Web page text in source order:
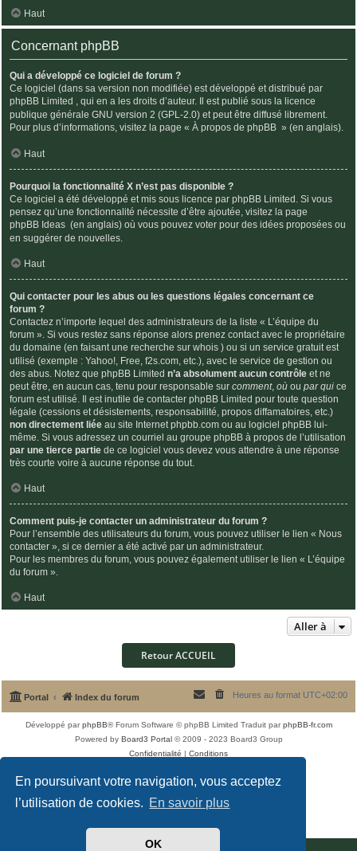
En poursuivant votre navigation, vous acceptez
l’utilisation de cookies. En savoir plus
OK
Haut
Concernant phpBB
Qui a développé ce logiciel de forum ?
Ce logiciel (dans sa version non modifiée) est développé et distribué par
phpBB Limited , qui en a les droits d’auteur. Il est publié sous la licence
publique générale GNU version 2 (GPL-2.0) et peut être diffusé librement.
Pour plus d’informations, visitez la page « À propos de phpBB » (en anglais).
Haut
Pourquoi la fonctionnalité X n’est pas disponible ?
Ce logiciel a été développé et mis sous licence par phpBB Limited. Si vous
pensez qu’une fonctionnalité nécessite d’être ajoutée, visitez la page
phpBB Ideas (en anglais) où vous pouvez voter pour des idées proposées ou
en suggérer de nouvelles.
Haut
Qui contacter pour les abus ou les questions légales concernant ce
forum ?
Contactez n’importe lequel des administrateurs de la liste « L’équipe du
forum ». Si vous restez sans réponse alors prenez contact avec le propriétaire
du domaine (en faisant une recherche sur whois ) ou si un service gratuit est
utilisé (exemple : Yahoo!, Free, f2s.com, etc.), avec le service de gestion ou
des abus. Notez que phpBB Limited n’a absolument aucun contrôle et ne
peut être, en aucun cas, tenu pour responsable sur comment, où ou par qui ce
forum est utilisé. Il est inutile de contacter phpBB Limited pour toute question
légale (cessions et désistements, responsabilité, propos diffamatoires, etc.)
non directement liée au site Internet phpbb.com ou au logiciel phpBB lui-
même. Si vous adressez un courriel au groupe phpBB à propos de l’utilisation
par une tierce partie de ce logiciel vous devez vous attendre à une réponse
très courte voire à aucune réponse du tout.
Haut
Comment puis-je contacter un administrateur du forum ?
Pour l’ensemble des utilisateurs du forum, vous pouvez utiliser le lien « Nous
contacter », si ce dernier a été activé par un administrateur.
Pour les membres du forum, vous pouvez également utiliser le lien « L’équipe
du forum ».
Haut
Aller à
Retour ACCUEIL
Portal Index du forum Heures au format UTC+02:00
Développé parphpBB® Forum Software © phpBB Limited Traduit parphpBB-fr.com
Powered by Board3 Portal© 2009 - 2023 Board3 Group
Confidentialité | Conditions